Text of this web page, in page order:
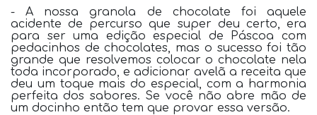
- A nossa granola de chocolate foi aquele
acidente de percurso que super deu certo, era
para ser uma edição especial de Páscoa com
pedacinhos de chocolates, mas o sucesso foi tão
grande que resolvemos colocar o chocolate nela
toda incorporado, e adicionar avelã a receita que
deu um toque mais do especial, com a harmonia
perfeita dos sabores. Se você não abre mão de
um docinho então tem que provar essa versão.